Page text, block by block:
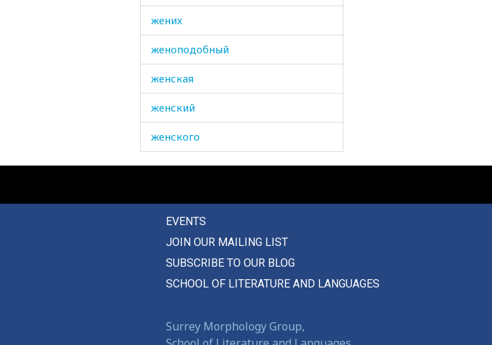
жених
женоподобный
женская
женский
женского
женщина
жеребенок
жернов
жест
EVENTS
JOIN OUR MAILING LIST
SUBSCRIBE TO OUR BLOG
SCHOOL OF LITERATURE AND LANGUAGES
Surrey Morphology Group,